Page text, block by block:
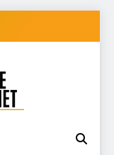
AL DIA •